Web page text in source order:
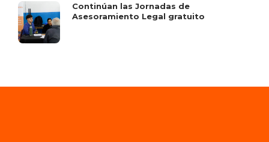
Continúan las Jornadas de
Asesoramiento Legal gratuito